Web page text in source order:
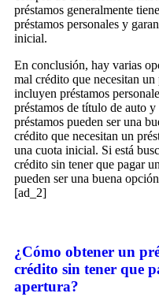
préstamos generalmente
préstamos personales y
inicial.
En conclusión, hay varias
mal crédito que necesitan
incluyen préstamos
préstamos de título de auto
préstamos pueden ser una
crédito que necesitan un
una cuota inicial. Si está
crédito sin tener que pagar
pueden ser una buena
[ad_2]
¿Cómo obtener un
crédito sin tener que
apertura?